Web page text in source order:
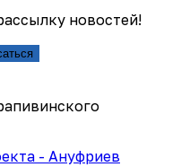
новостей!
- Ануфриев